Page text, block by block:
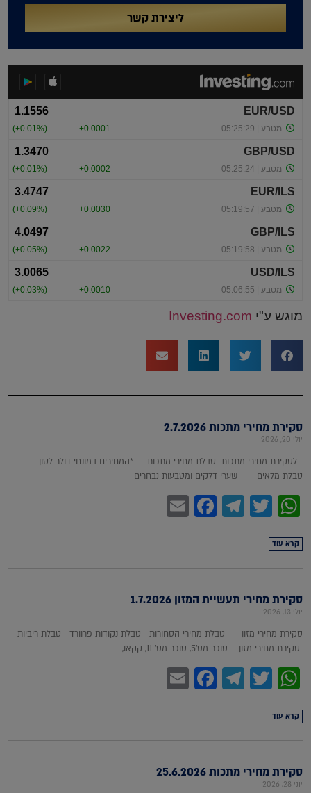
ליצירת קשר
מוגש ע"י Investing.com
סקירת מחירי מתכות 2.7.2026
יולי 20, 2026
לסקירת מחירי מתכות טבלת מחירי מתכות *המחירים במונחי דולר לטון
טבלת מלאים שערי דלקים ומטבעות נבחרים
WhatsApp
Twitter
Telegram
Facebook
קרא עוד
סקירת מחירי תעשיית המזון 1.7.2026
יולי 13, 2026
סקירת מחירי מזון טבלת מחירי הסחורות טבלת נקודות פרוורד טבלת ריביות
סקירת מחירי מזון סוכר מס'5, סוכר מס' 11, קקאו,
WhatsApp
Twitter
Telegram
Facebook
קרא עוד
סקירת מחירי מתכות 25.6.2026
יוני 28, 2026